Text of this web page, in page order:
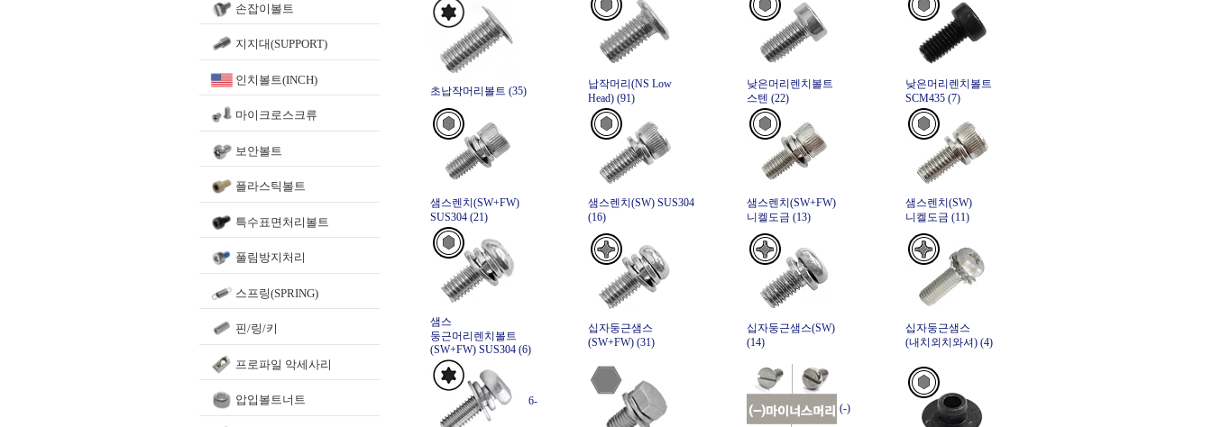
손잡이볼트
지지대(SUPPORT)
인치볼트(INCH)
마이크로스크류
보안볼트
플라스틱볼트
특수표면처리볼트
풀림방지처리
스프링(SPRING)
핀/링/키
프로파일 악세사리
압입볼트너트
초납작머리볼트 (35)
납작머리(NS Low
Head) (91)
낮은머리렌치볼트
스텐 (22)
낮은머리렌치볼트
SCM435 (7)
샘스렌치(SW+FW)
SUS304 (21)
샘스렌치(SW) SUS304
(16)
샘스렌치(SW+FW)
니켈도금 (13)
샘스렌치(SW)
니켈도금 (11)
샘스
둥근머리렌치볼트
(SW+FW) SUS304 (6)
십자둥근샘스
(SW+FW) (31)
십자둥근샘스(SW)
(14)
십자둥근샘스
(내치외치와셔) (4)
6-
(-)